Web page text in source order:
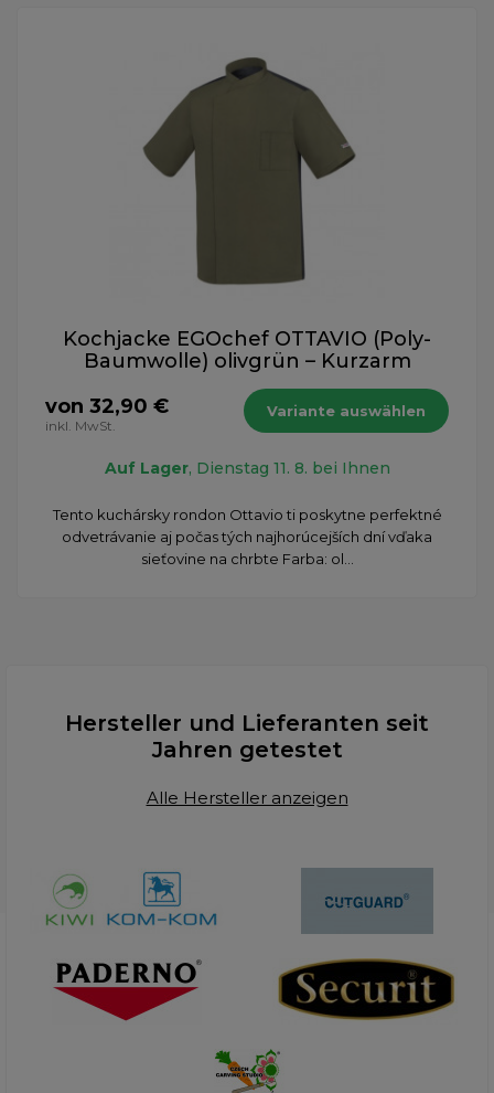
Kochjacke EGOchef OTTAVIO (Poly-
Baumwolle) olivgrün – Kurzarm
von 32,90 €
inkl. MwSt.
Variante auswählen
Auf Lager, Dienstag 11. 8. bei Ihnen
​Tento kuchársky rondon Ottavio ti poskytne perfektné
odvetrávanie aj počas tých najhorúcejších dní vďaka
sieťovine na chrbte Farba: ol...
Hersteller und Lieferanten seit
Jahren getestet
Alle Hersteller anzeigen